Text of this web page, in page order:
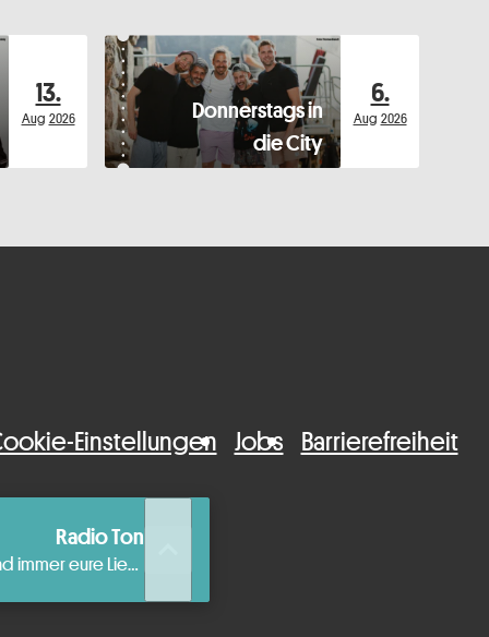
13.
Aug 2026
Donnerstags in
die City
6.
Aug 2026
Einstellungen Jobs Barrierefreiheit
Radio Ton
Die beste aktuelle Musik und immer eure Lieblingshits.